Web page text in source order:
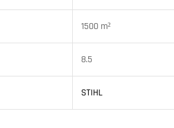
1500 m²
8.5
STIHL